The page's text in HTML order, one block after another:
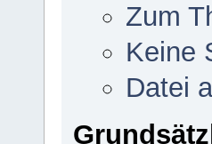
Zum
Keine
Datei